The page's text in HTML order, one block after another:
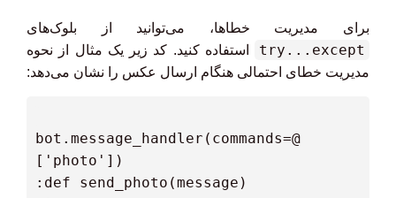
برای مدیریت خطاها، می‌توانید از بلوک‌های
try...except
استفاده کنید. کد زیر یک مثال از نحوه
مدیریت خطای احتمالی هنگام ارسال عکس را نشان می‌دهد:
@bot.message_handler(commands=